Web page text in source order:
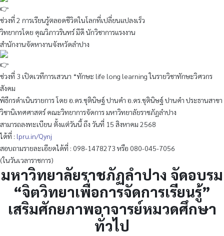
ช่วงที่ 2 การเรียนรู้ตลอดชีวิตในโลกที่เปลี่ยนแปลงเร็ว
วิทยากรโดย คุณวิภาวรินทร์ มีดี นักวิชาการแรงงาน
สำนักงานจัดหางานจังหวัดลำปาง
ช่วงที่ 3 เปิดเวทีการเสวนา “ทักษะ life long learning ในรายวิชาทักษะวิศวกร
สังคม
พิธีกรดำเนินรายการ โดย อ.ดร.ชุตินิษฐ์ ปานคำ อ.ดร.ชุตินิษฐ์ ปานคำ ประธานสาขา
วิชานิเทศศาสตร์ คณะวิทยาการจัดการ มหาวิทยาลัยราชภัฏลำปาง
สามารถลงทะเบียน ตั้งแต่วันนี้ ถึง วันที่ 15 สิงหาคม 2568
ได้ที่ : lpru.in/Qynj
สอบถามรายละเอียดได้ที่ : 098-1478273 หรือ 080-045-7056
(ในวันเวลาราชการ)
มหาวิทยาลัยราชภัฏลำปาง จัดอบรม
“จิตวิทยาเพื่อการจัดการเรียนรู้”
เสริมศักยภาพอาจารย์หมวดศึกษา
ทั่วไป